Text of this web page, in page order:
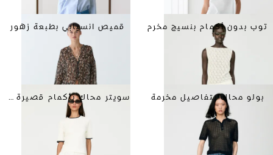
توب بدون أكمام بنسيج مخرم قميص انسيابي بطبعة زهور
بولو محاك بتفاصيل مخرمة سويتر محاك بأكمام قصيرة ونقشة ضفيرة